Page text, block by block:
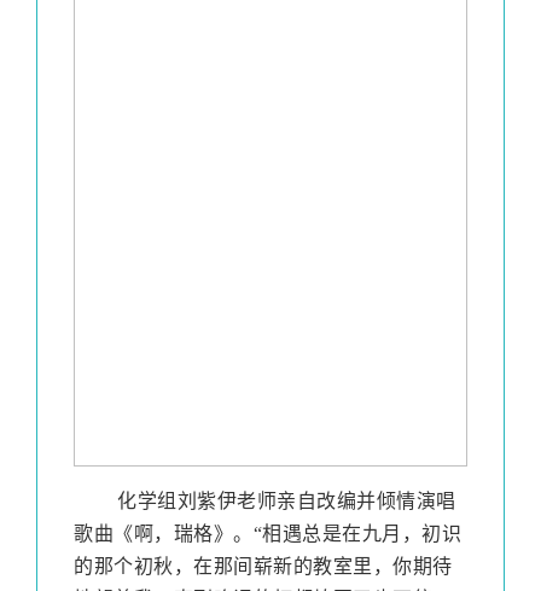
化学组刘紫伊老师亲自改编并倾情演唱
歌曲《啊，瑞格》。 “相遇总是在九月，初识
的那个初秋，在那间崭新的教室里，你期待